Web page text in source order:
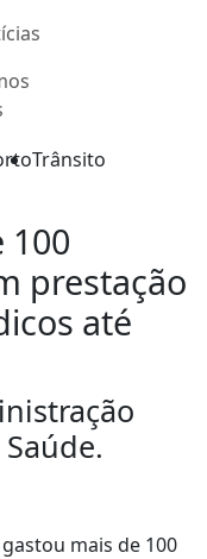
Trânsito
100
prestação
até
mais de 100